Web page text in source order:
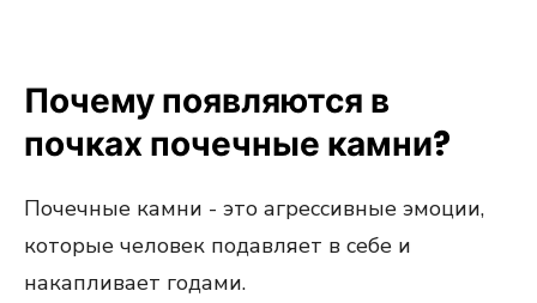
Почему появляются в
почках почечные камни?
Почечные камни - это агрессивные эмоции,
которые человек подавляет в себе и
накапливает годами.